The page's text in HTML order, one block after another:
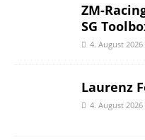
ZM-
SG
4. August 2026
Laurenz
4. August 2026